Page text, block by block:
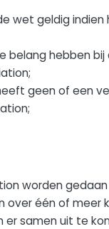
wet geldig
hebben bij
geen of een
worden
over één of meer
er samen uit te